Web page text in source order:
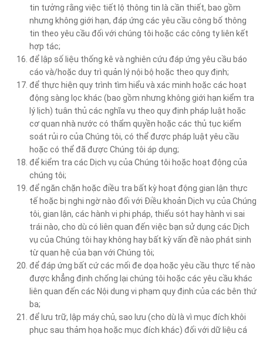
tin tưởng rằng việc tiết lộ thông tin là cần thiết, bao gồm
nhưng không giới hạn, đáp ứng các yêu cầu công bố thông
tin theo yêu cầu đối với chúng tôi hoặc các công ty liên kết
hợp tác;
để lập số liệu thống kê và nghiên cứu đáp ứng yêu cầu báo
cáo và/hoặc duy trì quản lý nội bộ hoặc theo quy định;
để thực hiện quy trình tìm hiểu và xác minh hoặc các hoạt
động sàng lọc khác (bao gồm nhưng không giới hạn kiểm tra
lý lịch) tuân thủ các nghĩa vụ theo quy định pháp luật hoặc
cơ quan nhà nước có thẩm quyền hoặc các thủ tục kiểm
soát rủi ro của Chúng tôi, có thể được pháp luật yêu cầu
hoặc có thể đã được Chúng tôi áp dụng;
để kiểm tra các Dịch vụ của Chúng tôi hoặc hoạt động của
chúng tôi;
để ngăn chặn hoặc điều tra bất kỳ hoạt động gian lận thực
tế hoặc bị nghi ngờ nào đối với Điều khoản Dịch vụ của Chúng
tôi, gian lận, các hành vi phi pháp, thiếu sót hay hành vi sai
trái nào, cho dù có liên quan đến việc bạn sử dụng các Dịch
vụ của Chúng tôi hay không hay bất kỳ vấn đề nào phát sinh
từ quan hệ của bạn với Chúng tôi;
để đáp ứng bất cứ các mối đe dọa hoặc yêu cầu thực tế nào
được khẳng định chống lại chúng tôi hoặc các yêu cầu khác
liên quan đến các Nội dung vi phạm quy định của các bên thứ
ba;
để lưu trữ, lập máy chủ, sao lưu (cho dù là vì mục đích khôi
phục sau thảm họa hoặc mục đích khác) đối với dữ liệu cá